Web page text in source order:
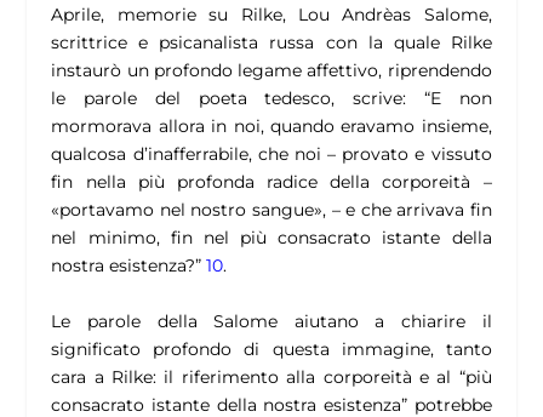
Aprile, memorie su Rilke,Lou Andrèas Salome,
scrittrice e psicanalista russa con la quale Rilke
instaurò un profondo legame affettivo, riprendendo
le parole del poeta tedesco, scrive: “E non
mormorava allora in noi, quando eravamo insieme,
qualcosa d’inafferrabile, che noi – provato e vissuto
fin nella più profonda radice della corporeità –
«portavamo nel nostro sangue», – e che arrivava fin
nel minimo, fin nel più consacrato istante della
nostra esistenza?”10.
Le parole della Salome aiutano a chiarire il
significato profondo di questa immagine, tanto
cara a Rilke: il riferimento alla corporeità e al “più
consacrato istante della nostra esistenza” potrebbe